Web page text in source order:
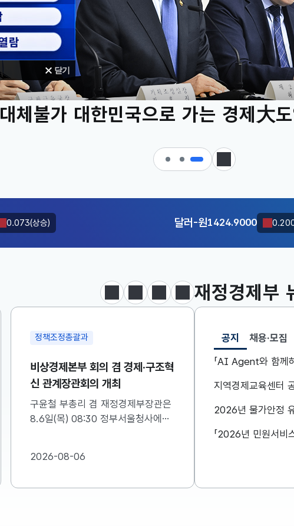
닫기
대체불가 대한민국으로 가는 경제大
정지
달러-원1424.9000
0.073(상승) 달러-원1424.9000
301.88(하락) KOSDAQ801.67 2.08(
달러-원
정책조정총괄과
비상경제본부 회의 겸 경제·구조혁
신 관계장관회의 개최
구윤철 부총리 겸 재정경제부장관은
8.6일(목) 08:30 정부서울청사에서
자세한 내용은 첨부자료를 참고하여
2026-08-06
공급망정책담당관
제16차 소재부
위원회 개최
허장 재정경제부
차 소재·부품·장
정지 이전 다음 보도·참고자료 더보기
재정경제부
공지
선택됨
공지
「AI Agent와 함께
지역경제교육센터
2026년 물가안정
채용·모집